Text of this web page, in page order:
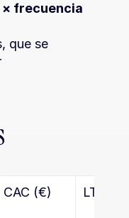
× frecuencia
que se
CAC (€) LTV:CAC